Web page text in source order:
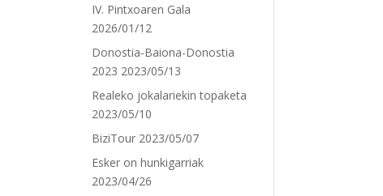
IV. Pintxoaren Gala
2026/01/12
Donostia-Baiona-Donostia
2023 2023/05/13
Realeko jokalariekin topaketa
2023/05/10
BiziTour 2023/05/07
Esker on hunkigarriak
2023/04/26